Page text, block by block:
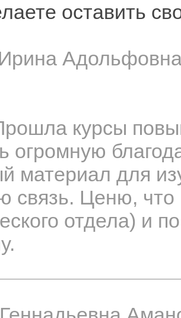
оставить
курсы
огромную
материал для
связь. Ценю,
отдела) и